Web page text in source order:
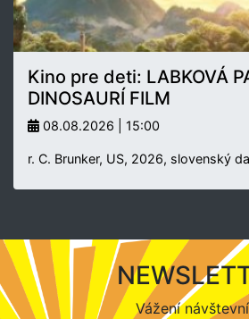
Kino pre deti: LABKOVÁ
DINOSAURÍ FILM
08.08.2026 | 15:00
r. C. Brunker, US, 2026, slovenský
Vážení